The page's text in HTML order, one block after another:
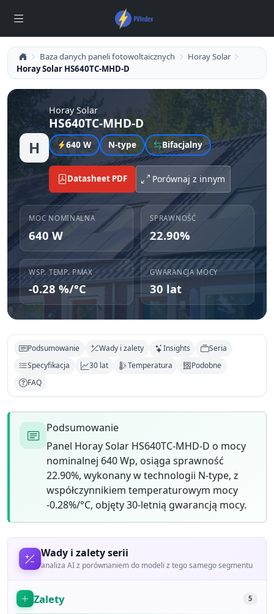
Baza danych paneli fotowoltaicznych
Horay Solar
Horay Solar HS640TC-MHD-D
H
Horay Solar
HS640TC-MHD-D
640 W N-type Bifacjalny
Datasheet PDF Porównaj z innym
MOC NOMINALNA
640 W
SPRAWNOŚĆ
22.90%
WSP. TEMP. PMAX
-0.28 %/°C
GWARANCJA MOCY
30 lat
Podsumowanie Wady i zalety Insights
Seria
Specyfikacja
30 lat Temperatura
Podobne
FAQ
Podsumowanie
Panel Horay Solar HS640TC-MHD-D o mocy
nominalnej 640 Wp, osiąga sprawność
22.90%, wykonany w technologii N-type, z
współczynnikiem temperaturowym mocy
-0.28%/°C, objęty 30-letnią gwarancją mocy.
Wady i zalety serii
analiza AI z porównaniem do modeli z tego samego segmentu
Zalety 5